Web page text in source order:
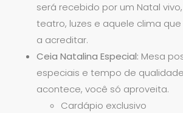
será recebido por um Natal vivo,
teatro, luzes e aquele clima
a acreditar.
Ceia Natalina Especial: Mesa
especiais e tempo de
acontece, você só aproveita.
Cardápio exclusivo